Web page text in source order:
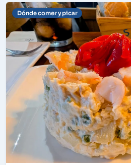
Dónde comer y picar